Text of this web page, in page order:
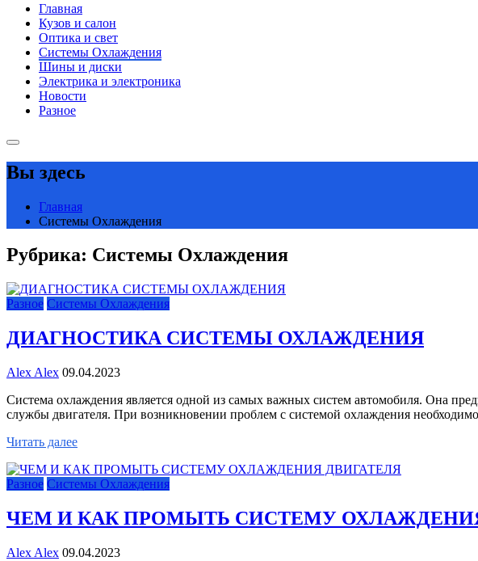
Главная
Кузов и салон
Оптика и свет
Системы Охлаждения
Шины и диски
Электрика и электроника
Новости
Разное
Вы здесь
Главная
Системы Охлаждения
Рубрика: Системы Охлаждения
Разное Системы Охлаждения
ДИАГНОСТИКА СИСТЕМЫ ОХЛАЖДЕНИЯ
Alex Alex 09.04.2023
Система охлаждения является одной из самых важных систем автомобиля. Она
службы двигателя. При возникновении проблем с системой охлаждения
Читать далее
Разное Системы Охлаждения
ЧЕМ И КАК ПРОМЫТЬ СИСТЕМУ
Alex Alex 09.04.2023